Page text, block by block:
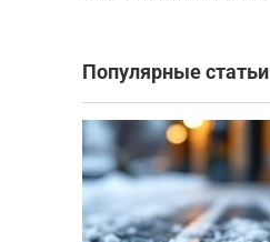
Популярные статьи